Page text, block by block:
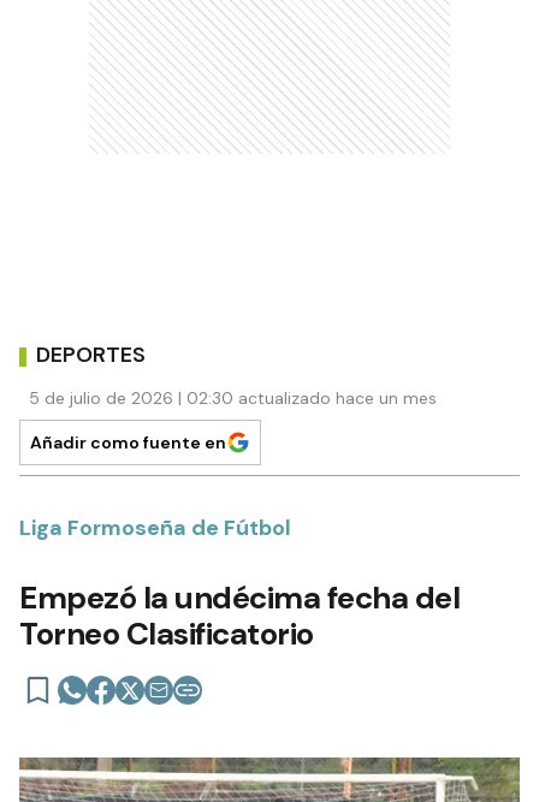
DEPORTES
5 de julio de 2026 | 02:30 actualizado hace un mes
Añadir como fuente en
Liga Formoseña de Fútbol
Empezó la undécima fecha del
Torneo Clasificatorio